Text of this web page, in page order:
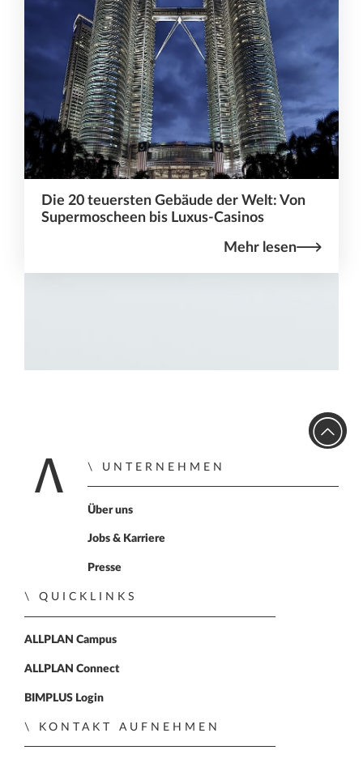
Die 20 teuersten Gebäude der Welt: Von
Supermoscheen bis Luxus-Casinos
Mehr lesen
Home
UNTERNEHMEN
Über uns
Jobs & Karriere
Presse
QUICKLINKS
ALLPLAN Campus
ALLPLAN Connect
BIMPLUS Login
KONTAKT AUFNEHMEN